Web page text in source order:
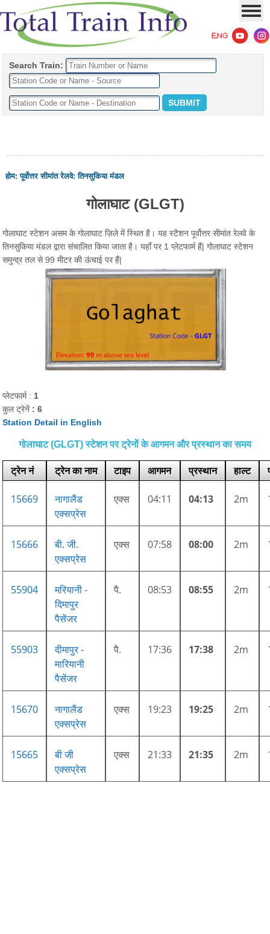
Search Train:
होम:पूर्वोत्तर सीमांत रेलवे:तिनसुकिया मंडल
गोलाघाट (GLGT)
गोलाघाट स्टेशन असम के गोलाघाट ज़िले में स्थित है। यह स्टैशन पूर्वोत्तर सीमांत रेलवे के
तिनसुकिया मंडल द्वारा संचालित किया जाता है। यहाँ पर 1 प्लेटफार्म हैं| गोलाघाट स्टेशन
समुन्द्र तल से 99 मीटर की ऊंचाई पर हैं|
प्लेटफार्म : 1
कुल ट्रेनें : 6
Station Detail in English
गोलाघाट (GLGT) स्टेशन पर ट्रेनों के आगमन और प्रस्थान का समय
ट्रेन नं ट्रेन का नाम टाइप आगमन प्रस्थान हाल्ट
15669
नागालैंड
एक्सप्रेस
एक्स 04:11 04:13 2m
15666
बी. जी.
एक्सप्रेस
एक्स 07:58 08:00 2m
55904
मरियानी -
दिमापुर
पैसेंजर
पै. 08:53 08:55 2m
55903
दीमापुर -
मारियानी
पैसेंजर
पै. 17:36 17:38 2m
15670
नागालैंड
एक्सप्रेस
एक्स 19:23 19:25 2m
15665
बी जी
एक्सप्रेस
एक्स 21:33 21:35 2m